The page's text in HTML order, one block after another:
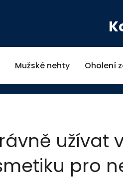
Mužské nehty Oholení
užívat
pro